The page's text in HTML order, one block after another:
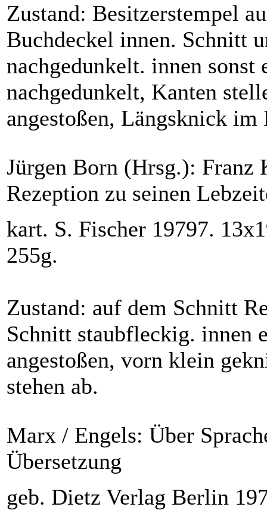
Zustand: Besitzerstempel
Buchdeckel innen. Schnitt
nachgedunkelt. innen sonst
nachgedunkelt, Kanten
angestoßen, Längsknick im
Jürgen Born (Hrsg.):
Rezeption zu seinen
kart. S. Fischer 19797.
255g.
Zustand: auf dem Schnitt
Schnitt staubfleckig. innen
angestoßen, vorn klein
stehen ab.
Marx / Engels: Über
Übersetzung
geb. Dietz Verlag Berlin